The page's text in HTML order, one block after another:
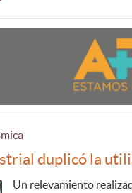
duplicó la
Un relevamiento